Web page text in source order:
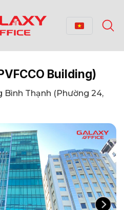
Building)
Bình Thạnh (Phường 24,